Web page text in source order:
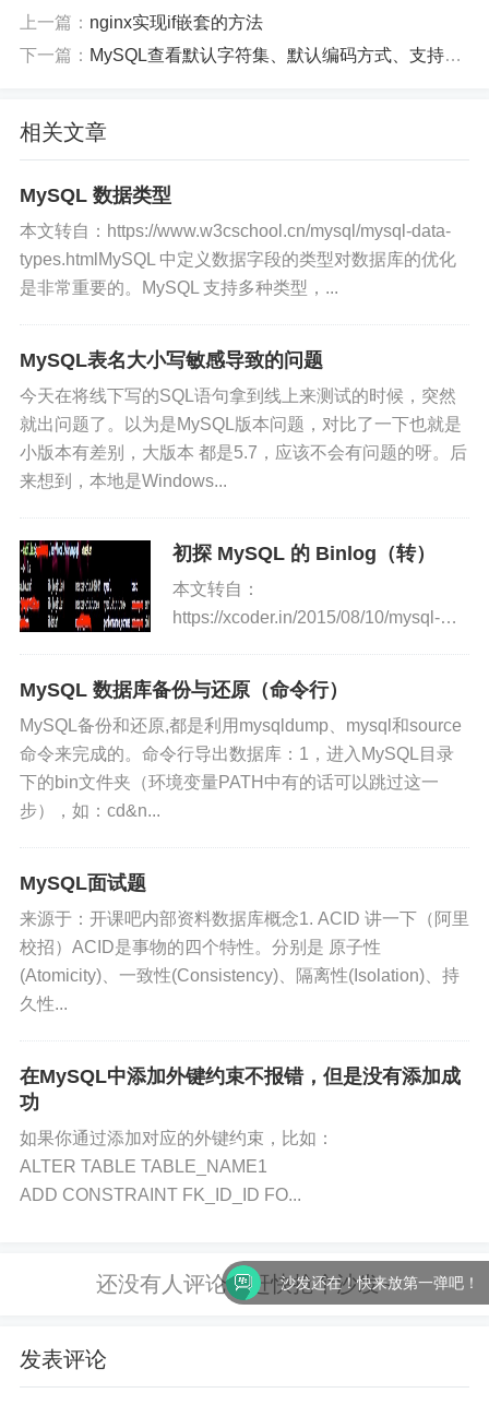
或许还有一种可能就是连字符的配置项是必须配置
的？不过好像也可能性不大。如果您有更好的思路
Com
man
d-Lin
e F
orma
Syst
em
Vari
able
Sco
pe
Dyn
ami
VA
R Hint
Appli
e
连字
符
pid-f
ile
--pid-
le_na
me
file
bal
soc
ket
--soc
ket=
nam
e|pip
e_na
me}
soc
ket
Glo
bal
No No
Strin
port
--port
=port
m
port
Glo
No No
Inte
data
--dat
ame
data
Glo
No No
Dire
me
tmp
--tmp
r_na
me
tmp
Glo
No No
Dire
连字
bind
--bin
=add
bind
s
Glo
连字
符
qlx-
上一篇： nginx实现if嵌套的方法
下一篇： MySQL查看默认字符集、默认编码方式、支持的数据库引擎、binlog日志是否开启
相关文章
MySQL 数据类型
本文转自：https://www.w3cschool.cn/mysql/mysql-data-
types.htmlMySQL 中定义数据字段的类型对数据库的优化
是非常重要的。MySQL 支持多种类型，...
MySQL表名大小写敏感导致的问题
今天在将线下写的SQL语句拿到线上来测试的时候，突然
就出问题了。以为是MySQL版本问题，对比了一下也就是
小版本有差别，大版本 都是5.7，应该不会有问题的呀。后
来想到，本地是Windows...
初探 MySQL 的 Binlog（转）
本文转自：
https://xcoder.in/2015/08/10/mysql-
面。 目前的一个架构导致的结果就
是时间越...
MySQL 数据库备份与还原（命令行）
MySQL备份和还原,都是利用mysqldump、mysql和source
命令来完成的。命令行导出数据库：1，进入MySQL目录
下的bin文件夹（环境变量PATH中有的话可以跳过这一
步），如：cd&n...
MySQL面试题
来源于：开课吧内部资料数据库概念1. ACID 讲一下（阿里
校招）ACID是事物的四个特性。分别是 原子性
(Atomicity)、一致性(Consistency)、隔离性(Isolation)、持
久性...
在MySQL中添加外键约束不报错，但是没有添加成
功
如果你通过添加对应的外键约束，比如：
ALTER TABLE TABLE_NAME1
ADD CONSTRAINT FK_ID_ID FO...
发表评论
沙发还在！快来放第一弹吧！